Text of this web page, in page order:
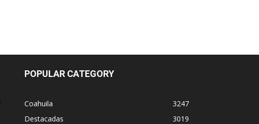
POPULAR CATEGORY
Coahuila
3247
Destacadas
3019